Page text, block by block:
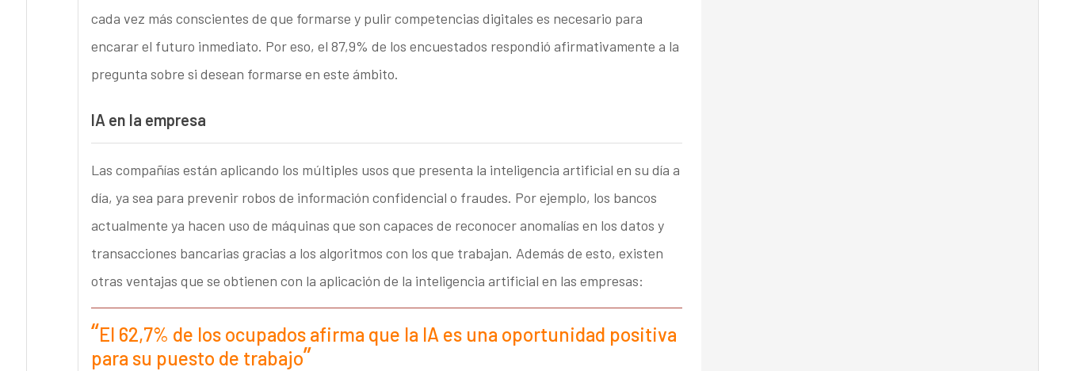
cada vez más conscientes de que formarse y pulir competencias digitales es necesario para
encarar el futuro inmediato. Por eso, el 87,9% de los encuestados respondió afirmativamente a la
pregunta sobre si desean formarse en este ámbito.
IA en la empresa
Las compañías están aplicando los múltiples usos que presenta la inteligencia artificial en su día a
día, ya sea para prevenir robos de información confidencial o fraudes. Por ejemplo, los bancos
actualmente ya hacen uso de máquinas que son capaces de reconocer anomalías en los datos y
transacciones bancarias gracias a los algoritmos con los que trabajan. Además de esto, existen
otras ventajas que se obtienen con la aplicación de la inteligencia artificial en las empresas:
El 62,7% de los ocupados afirma que la IA es una oportunidad positiva
para su puesto de trabajo